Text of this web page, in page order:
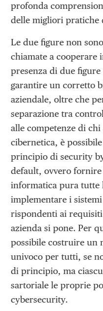
profonda
delle migliori pratiche
Le due figure non
chiamate a cooperare
presenza di due
garantire un corretto
aziendale, oltre che
separazione tra
alle competenze di
cibernetica, è
principio di security
default, ovvero
informatica pura
implementare i
rispondenti ai
azienda si pone. Per
possibile costruire un
univoco per tutti, se
di principio, ma
sartoriale le proprie
cybersecurity.